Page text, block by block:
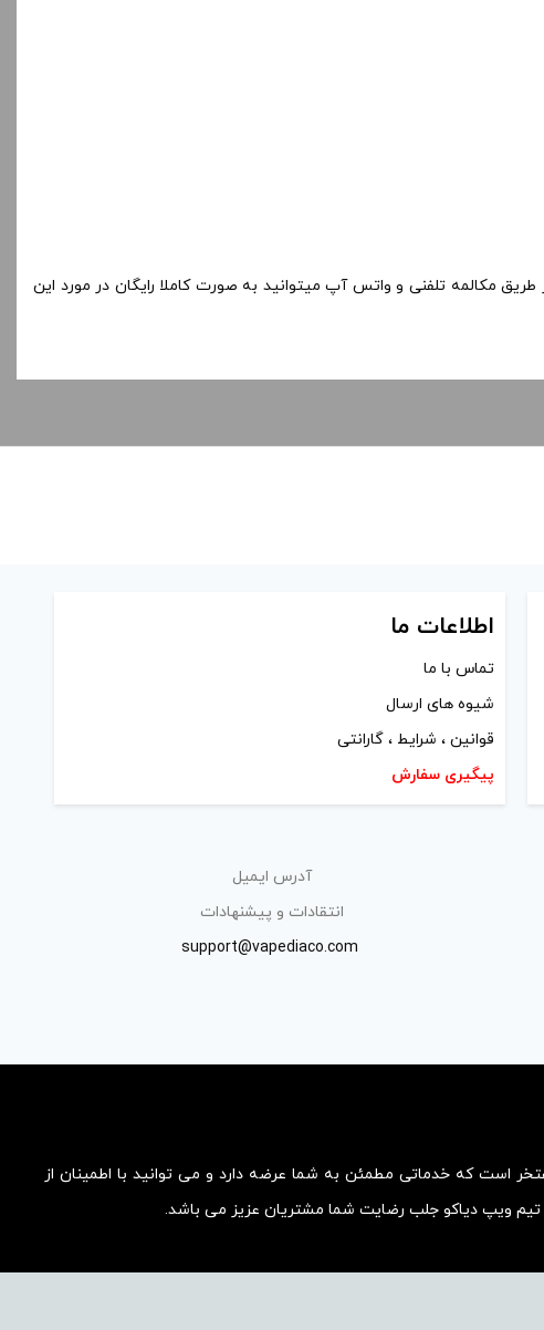
مکالمه تلفنی و واتس آپ میتوانید به صورت کاملا رایگان در مورد این
اطلاعات ما
تماس با ما
شیوه های ارسال
قوانین ، شرایط ، گارانتی
پیگیری سفارش
آدرس ایمیل
انتقادات و پیشنهادات
support@vapediaco.com
است که خدماتی مطمئن به شما عرضه دارد و می توانید با اطمینان از
تیم ویپ دیاکو جلب رضایت شما مشتریان عزیز می باشد.